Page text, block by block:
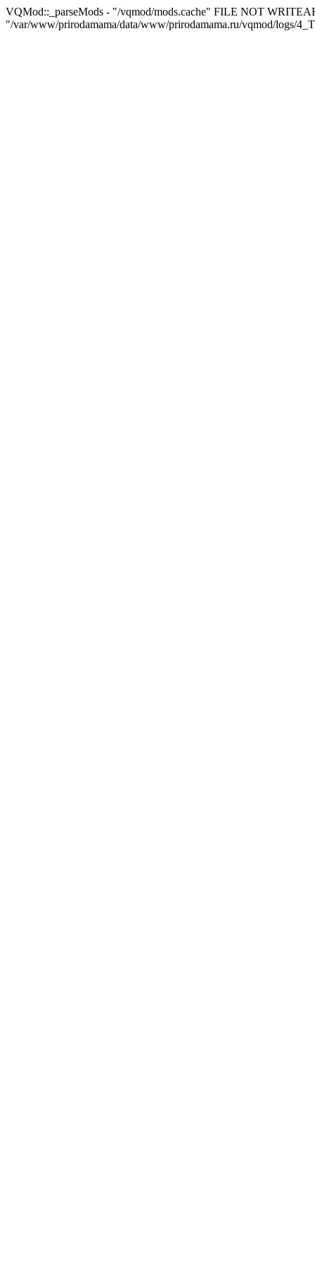
VQMod::_parseMods - "/vqmod/mods.cache" FILE NOT
"/var/www/prirodamama/data/www/prirodamama.ru/vqmod/logs/